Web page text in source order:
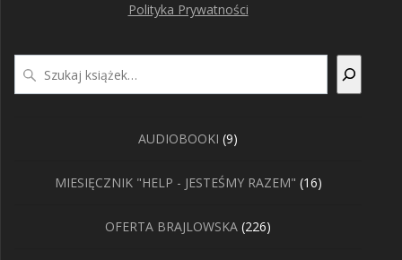
Polityka Prywatności
AUDIOBOOKI 99
MIESIĘCZNIK "HELP - JESTEŚMY RAZEM" 1616
OFERTA BRAJLOWSKA 226226